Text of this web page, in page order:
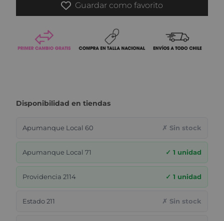
Guardar como favorito
Disponibilidad en tiendas
Apumanque Local 60 ✗ Sin stock
Apumanque Local 71 ✓ 1 unidad
Providencia 2114 ✓ 1 unidad
Estado 211 ✗ Sin stock